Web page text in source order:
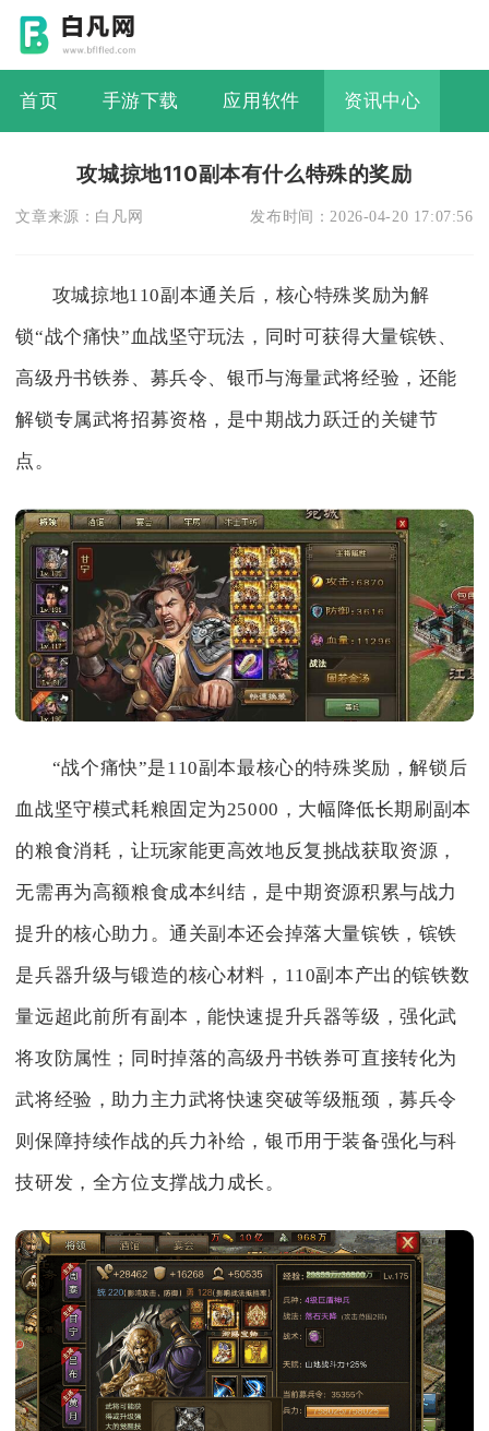
首页 手游下载 应用软件 资讯中心
攻城掠地110副本有什么特殊的奖励
文章来源： 白凡网 发布时间： 2026-04-20 17:07:56
攻城掠地110副本通关后，核心特殊奖励为解
锁“战个痛快”血战坚守玩法，同时可获得大量镔铁、
高级丹书铁券、募兵令、银币与海量武将经验，还能
解锁专属武将招募资格，是中期战力跃迁的关键节
点。
“战个痛快”是110副本最核心的特殊奖励，解锁后
血战坚守模式耗粮固定为25000，大幅降低长期刷副本
的粮食消耗，让玩家能更高效地反复挑战获取资源，
无需再为高额粮食成本纠结，是中期资源积累与战力
提升的核心助力。通关副本还会掉落大量镔铁，镔铁
是兵器升级与锻造的核心材料，110副本产出的镔铁数
量远超此前所有副本，能快速提升兵器等级，强化武
将攻防属性；同时掉落的高级丹书铁券可直接转化为
武将经验，助力主力武将快速突破等级瓶颈，募兵令
则保障持续作战的兵力补给，银币用于装备强化与科
技研发，全方位支撑战力成长。